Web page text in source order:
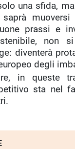
una sfida,
muoversi
prassi e
non
diventerà
degli
in queste
sta nel